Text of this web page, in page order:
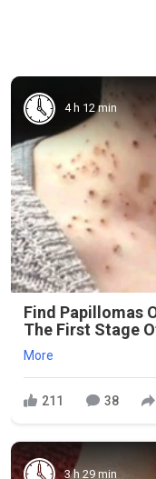
4 h 12 min
Find Papillomas
The First Stage
More
211 38
3 h 29 min